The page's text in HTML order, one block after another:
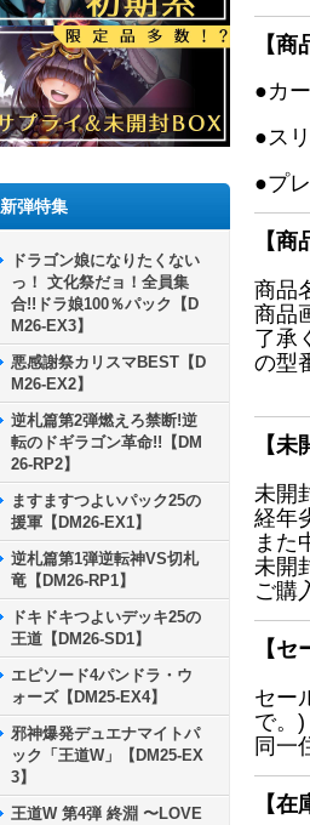
新弾特集
ドラゴン娘になりたくない
っ！ 文化祭だョ！全員集
合!!ドラ娘100％パック【D
M26-EX3】
悪感謝祭カリスマBEST【D
M26-EX2】
逆札篇第2弾燃えろ禁断!逆
転のドギラゴン革命!!【DM
26-RP2】
ますますつよいパック25の
援軍【DM26-EX1】
逆札篇第1弾逆転神VS切札
竜【DM26-RP1】
ドキドキつよいデッキ25の
王道【DM26-SD1】
エピソード4パンドラ・ウ
ォーズ【DM25-EX4】
邪神爆発デュエナマイトパ
ック「王道W」【DM25-EX
3】
王道W 第4弾 終淵 〜LOVE
【
●カ
●ス
●プ
【
商品
商品
了承
の型
【
未開
経年
また
未開
ご購
【
セー
で。)
同一
【